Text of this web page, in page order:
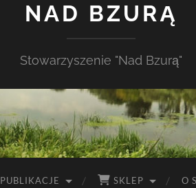
NAD BZURĄ
Stowarzyszenie "Nad Bzurą"
PUBLIKACJE SKLEP O